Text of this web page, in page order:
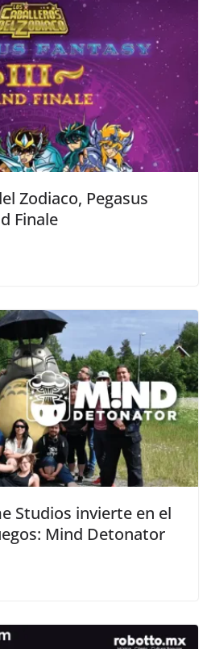
Zodiaco, Pegasus
Finale
Studios invierte en el
Mind Detonator